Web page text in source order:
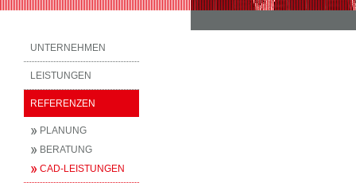
UNTERNEHMEN
LEISTUNGEN
REFERENZEN
PLANUNG
BERATUNG
CAD-LEISTUNGEN